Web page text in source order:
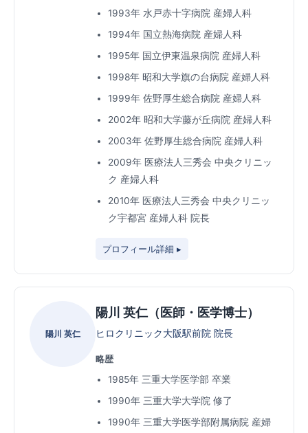
1993年 水戸赤十字病院 産婦人科
1994年 国立熱海病院 産婦人科
1995年 国立伊東温泉病院 産婦人科
1998年 昭和大学旗の台病院 産婦人科
1999年 佐野厚生総合病院 産婦人科
2002年 昭和大学藤が丘病院 産婦人科
2003年 佐野厚生総合病院 産婦人科
2009年 医療法人三秀会 中央クリニッ
ク 産婦人科
2010年 医療法人三秀会 中央クリニッ
ク宇都宮 産婦人科 院長
プロフィール詳細 ▸
陽川 英仁
陽川 英仁（医師・医学博士）
ヒロクリニック大阪駅前院 院長
略歴
1985年 三重大学医学部 卒業
1990年 三重大学大学院 修了
1990年 三重大学医学部附属病院 産婦